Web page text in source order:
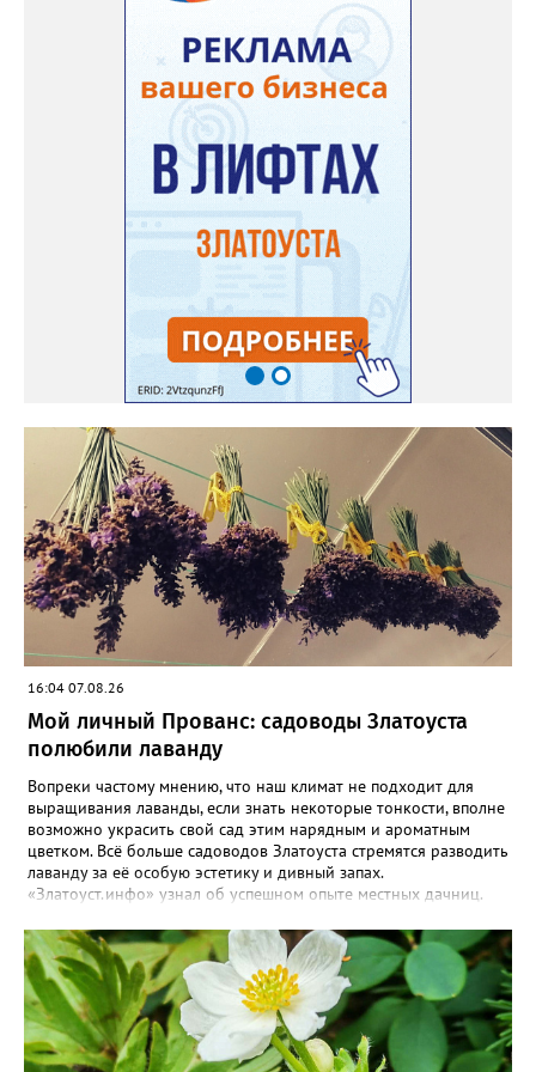
полосатиков в сетках из-под овощей или авоськах,
подкармливаю. Не терпится попробовать!». Опытные
бахчеводы из южных регионов в соцсетях посоветовали нашей
землячке: арбуз будет созревшим не раньше, чем с его кожуры
пропадет матовость (станет глянцевым). По срокам опыления
норма зрелости для «Коккоро» - не менее 42 дней от завязи
размером с грецкий орех. Екатерина выяснила у знающих
людей и причину своих неудач – её сеянцы не опылялись, и это
нужно было делать самостоятельно. «Мужской» цветочек для
этого прикладывают к «женскому» - тычинку к пестику. Фото:
Екатерина Громова, специально для «Златоуст.инфо».
Обсуждение новости здесь
ВКОНТАКТЕ https://vk.com/newszlatoust74
16:04 07.08.26
Мой личный Прованс: садоводы Златоуста
полюбили лаванду
Вопреки частому мнению, что наш климат не подходит для
выращивания лаванды, если знать некоторые тонкости, вполне
возможно украсить свой сад этим нарядным и ароматным
цветком. Всё больше садоводов Златоуста стремятся разводить
лаванду за её особую эстетику и дивный запах.
«Златоуст.инфо» узнал об успешном опыте местных дачниц.
семян (на фото), - отметила «Златоуст.инфо» хозяйка частного
дома Екатерина Бойко. – Посадила вдоль забора, потому что
низины этот цветок не любит. Вот уже второй год растет и
радует меня. Соседи просят саженцы: аромат и до них
доносится. В конце лета собираю лаванду в пучки, сушу –
получаются букеты и саше одновременно. Лаванда широко
используется и в кулинарии». Семена, отметила собеседница